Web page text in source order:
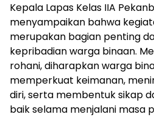
Kepala Lapas Kelas IIA
menyampaikan bahwa
merupakan bagian penting
kepribadian warga binaan.
rohani, diharapkan warga
memperkuat keimanan,
diri, serta membentuk sikap
baik selama menjalani masa